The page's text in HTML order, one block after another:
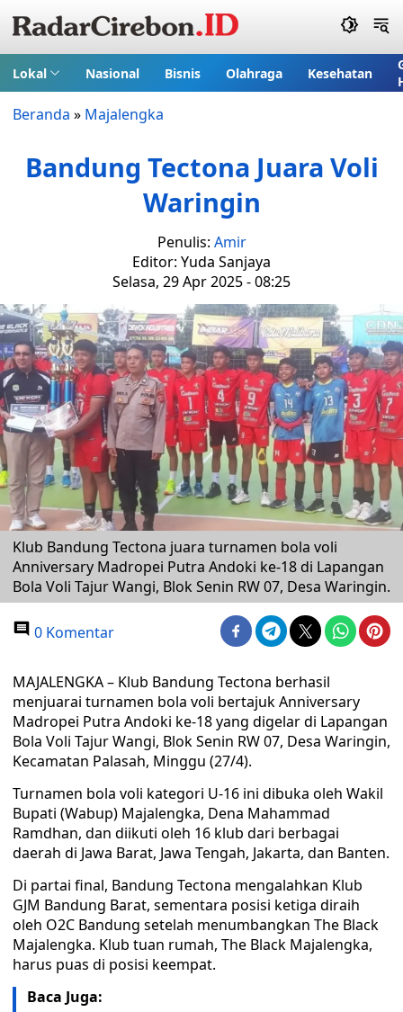
Lokal Nasional Bisnis Olahraga Kesehatan
Beranda » Majalengka
Bandung Tectona Juara Voli
Waringin
Penulis: Amir
Editor: Yuda Sanjaya
Selasa, 29 Apr 2025 - 08:25
Klub Bandung Tectona juara turnamen bola voli
Anniversary Madropei Putra Andoki ke-18 di Lapangan
Bola Voli Tajur Wangi, Blok Senin RW 07, Desa Waringin.
0 Komentar
MAJALENGKA – Klub Bandung Tectona berhasil
menjuarai turnamen bola voli bertajuk Anniversary
Madropei Putra Andoki ke-18 yang digelar di Lapangan
Bola Voli Tajur Wangi, Blok Senin RW 07, Desa Waringin,
Kecamatan Palasah, Minggu (27/4).
Turnamen bola voli kategori U-16 ini dibuka oleh Wakil
Bupati (Wabup) Majalengka, Dena Mahammad
Ramdhan, dan diikuti oleh 16 klub dari berbagai
daerah di Jawa Barat, Jawa Tengah, Jakarta, dan Banten.
Di partai final, Bandung Tectona mengalahkan Klub
GJM Bandung Barat, sementara posisi ketiga diraih
oleh O2C Bandung setelah menumbangkan The Black
Majalengka. Klub tuan rumah, The Black Majalengka,
harus puas di posisi keempat.
Baca Juga: